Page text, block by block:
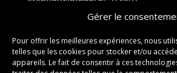
Gérer le
Pour offrir les meilleures expériences, nous
telles que les cookies pour stocker et/ou
appareils. Le fait de consentir à ces
61 les chavannes – 70220
Contact